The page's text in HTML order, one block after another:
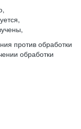
против обработки
обработки